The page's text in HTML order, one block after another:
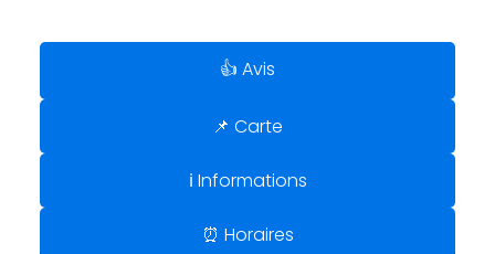
👍 Avis
📌 Carte
ℹ️ Informations
⏰ Horaires